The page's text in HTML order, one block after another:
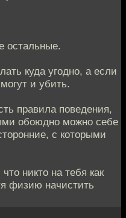
остальные.
куда угодно, а если
и убить.
правила поведения,
обоюдно можно себе
с которыми
никто на тебя как
физию начистить